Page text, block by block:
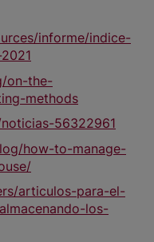
informe/indice-
on-the-
methods
56322961
how-to-manage-
articulos-para-el-
los-